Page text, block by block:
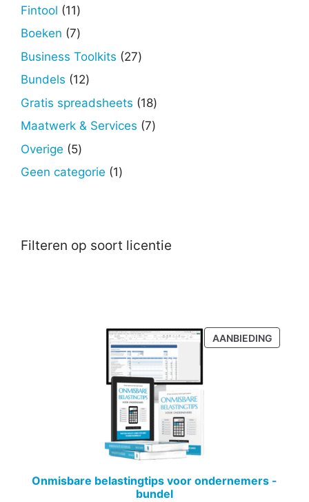
Fintool 1111
producten
Boeken 77
producten
Business Toolkits 2727
Bundels 1212
producten
Gratis spreadsheets 1818
producten
Maatwerk & Services 77
Overige 55
producten
Geen categorie 11
Filteren op soort licentie
AANBIEDING
IN
Onmisbare belastingtips voor ondernemers -
bundel